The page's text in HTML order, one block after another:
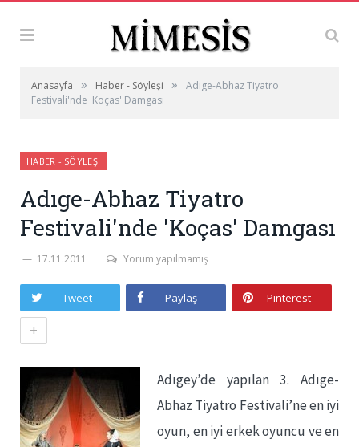
Anasayfa » Haber - Söyleşi »
Adıge-Abhaz Tiyatro
Festivali'nde 'Koças' Damgası
HABER - SÖYLEŞI
Adıge-Abhaz Tiyatro
Festivali'nde 'Koças' Damgası
17.11.2011 Yorum yapılmamış
Tweet Paylaş Pinterest
+
Adıgey’de yapılan 3. Adıge-
Abhaz Tiyatro Festivali’ne en iyi
oyun, en iyi erkek oyuncu ve en